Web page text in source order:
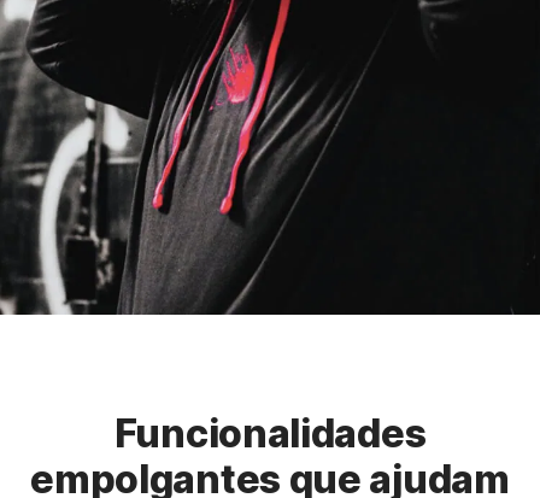
Funcionalidades
empolgantes que ajudam